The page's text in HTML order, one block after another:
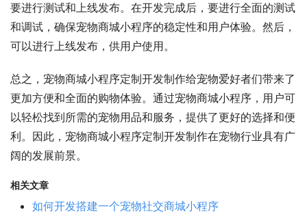
要进行测试和上线发布。在开发完成后，要进行全面的测试
和调试，确保宠物商城小程序的稳定性和用户体验。然后，
可以进行上线发布，供用户使用。
总之，宠物商城小程序定制开发制作给宠物爱好者们带来了
更加方便和全面的购物体验。通过宠物商城小程序，用户可
以轻松找到所需的宠物用品和服务，提供了更好的选择和便
利。因此，宠物商城小程序定制开发制作在宠物行业具有广
阔的发展前景。
相关文章
如何开发搭建一个宠物社交商城小程序